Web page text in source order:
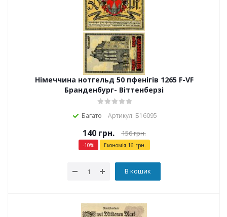
Німеччина нотгельд 50 пфенігів 1265 F-VF
Бранденбург- Віттенберзі
Багато Артикул: Б16095
140грн. 156грн.
-10% Економія 16 грн.
В кошик